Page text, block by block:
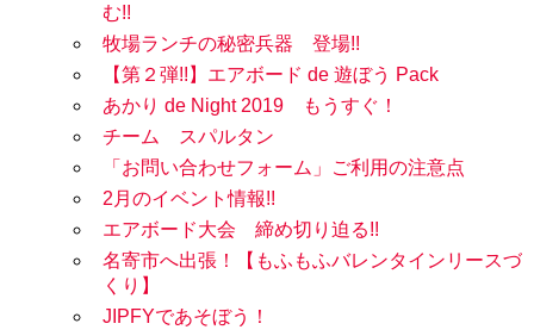
む!!
牧場ランチの秘密兵器 登場!!
【第２弾!!】エアボード de 遊ぼう Pack
あかり de Night 2019 もうすぐ！
チーム スパルタン
「お問い合わせフォーム」ご利用の注意点
2月のイベント情報!!
エアボード大会 締め切り迫る!!
名寄市へ出張！【もふもふバレンタインリースづ
くり】
JIPFYであそぼう！